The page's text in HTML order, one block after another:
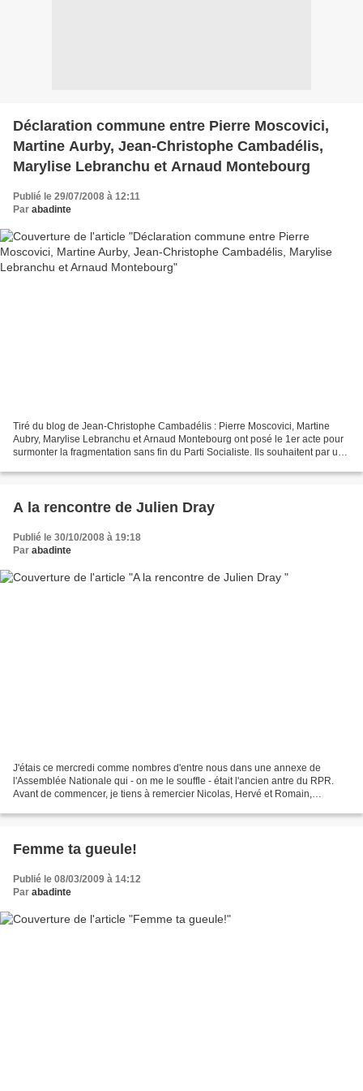
Déclaration commune entre Pierre Moscovici,
Martine Aurby, Jean-Christophe Cambadélis,
Marylise Lebranchu et Arnaud Montebourg
Publié le 29/07/2008 à 12:11
Par abadinte
Tiré du blog de Jean-Christophe Cambadélis : Pierre Moscovici, Martine
Aubry, Marylise Lebranchu et Arnaud Montebourg ont posé le 1er acte pour
surmonter la fragmentation sans fin du Parti Socialiste. Ils souhaitent par une
A la rencontre de Julien Dray
Publié le 30/10/2008 à 19:18
Par abadinte
J'étais ce mercredi comme nombres d'entre nous dans une annexe de
l'Assemblée Nationale qui - on me le souffle - était l'ancien antre du RPR.
Avant de commencer, je tiens à remercier Nicolas, Hervé et Romain,
Femme ta gueule!
Publié le 08/03/2009 à 14:12
Par abadinte